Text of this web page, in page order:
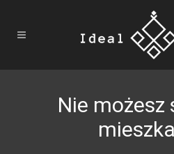
Nie możesz